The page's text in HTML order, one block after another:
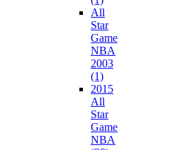
All
Star
Game
NBA
2003
(1)
2015
All
Star
Game
NBA